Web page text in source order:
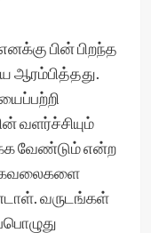
பின் பிறந்த
ஆரம்பித்தது.
வளர்ச்சியும்
வேண்டும் என்ற
கவலைகளை
வருடங்கள்